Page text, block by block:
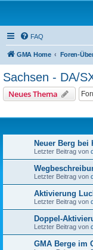
FAQ
GMA Home Foren-
Sachsen - DA/
Neues Thema
Neuer Berg bei
Letzter Beitrag von
Letzter Beitrag von
Aktivierung
Letzter Beitrag von
Doppel-
Letzter Beitrag von
GMA Berge im